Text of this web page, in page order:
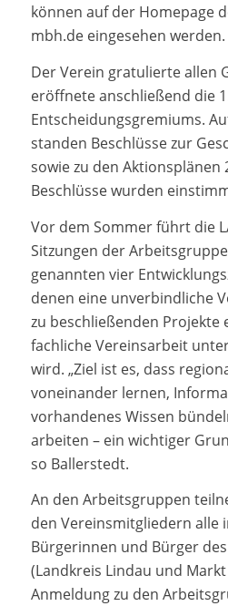
können auf der Homepage
mbh.de eingesehen werden.
Der Verein gratulierte allen
eröffnete anschließend die
Entscheidungsgremiums.
standen Beschlüsse zur
sowie zu den Aktionsplänen
Beschlüsse wurden
Vor dem Sommer führt die
Sitzungen der
genannten vier
denen eine unverbindliche
zu beschließenden
fachliche Vereinsarbeit
wird. „Ziel ist es, dass
voneinander lernen,
vorhandenes Wissen
arbeiten – ein wichtiger
so Ballerstedt.
An den Arbeitsgruppen
den Vereinsmitgliedern alle
Bürgerinnen und Bürger des
(Landkreis Lindau und
Anmeldung zu den